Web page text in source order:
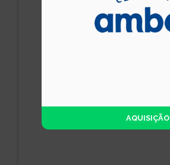
AQUISIÇÃO